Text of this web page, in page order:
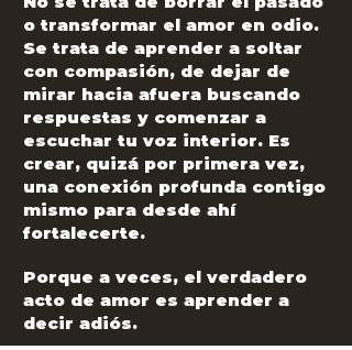
o transformar el amor en odio.
Se trata de aprender a soltar
con compasión, de dejar de
mirar hacia afuera buscando
respuestas y comenzar a
escuchar tu voz interior. Es
crear, quizá por primera vez,
una conexión profunda contigo
mismo para desde ahí
fortalecerte.
Porque a veces, el verdadero
acto de amor es aprender a
decir adiós.